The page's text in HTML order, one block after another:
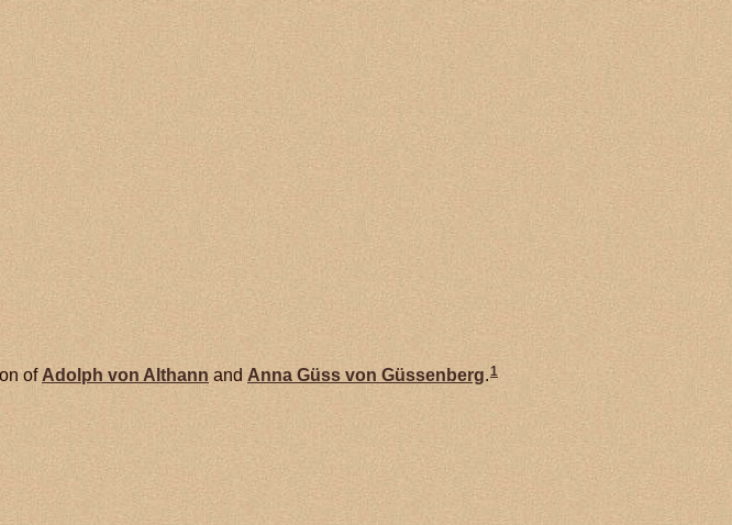
of Adolph von Althann and Anna Güss von Güssenberg.1